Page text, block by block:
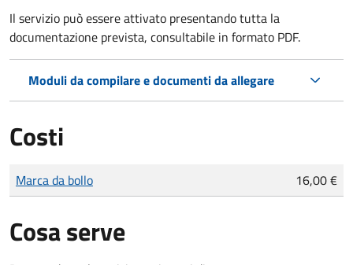
Il servizio può essere attivato presentando tutta la
documentazione prevista, consultabile in formato PDF.
Moduli da compilare e documenti da allegare
Costi
Tipo di pagamento
Importo
Marca da bollo 16,00 €
Cosa serve